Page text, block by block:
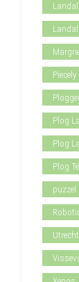
Piecely
Plog
Plog
Plog
puzzel
Utrecht